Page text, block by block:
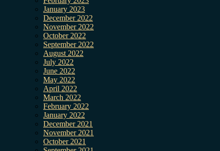
January 2023
December 2022
November 2022
October 2022
September 2022
August 2022
July 2022
June 2022
May 2022
April 2022
March 2022
February 2022
January 2022
December 2021
November 2021
October 2021